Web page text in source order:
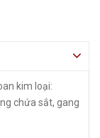
kim loại:
chứa sắt, gang